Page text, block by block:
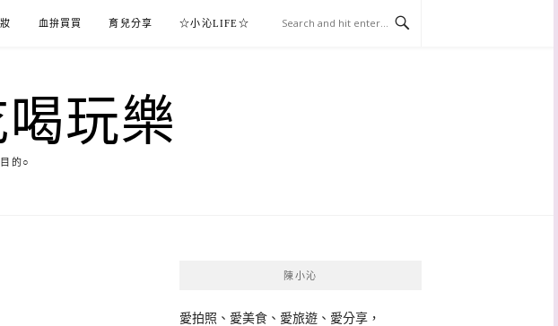
血拚買買 育兒分享 ☆小沁LIFE☆
玩樂
的○
陳小沁
愛拍照、愛美食、愛旅遊、愛分享，